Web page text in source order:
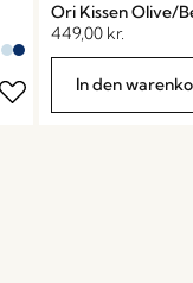
Ori Kissen Olive/
449,00 kr.
In den